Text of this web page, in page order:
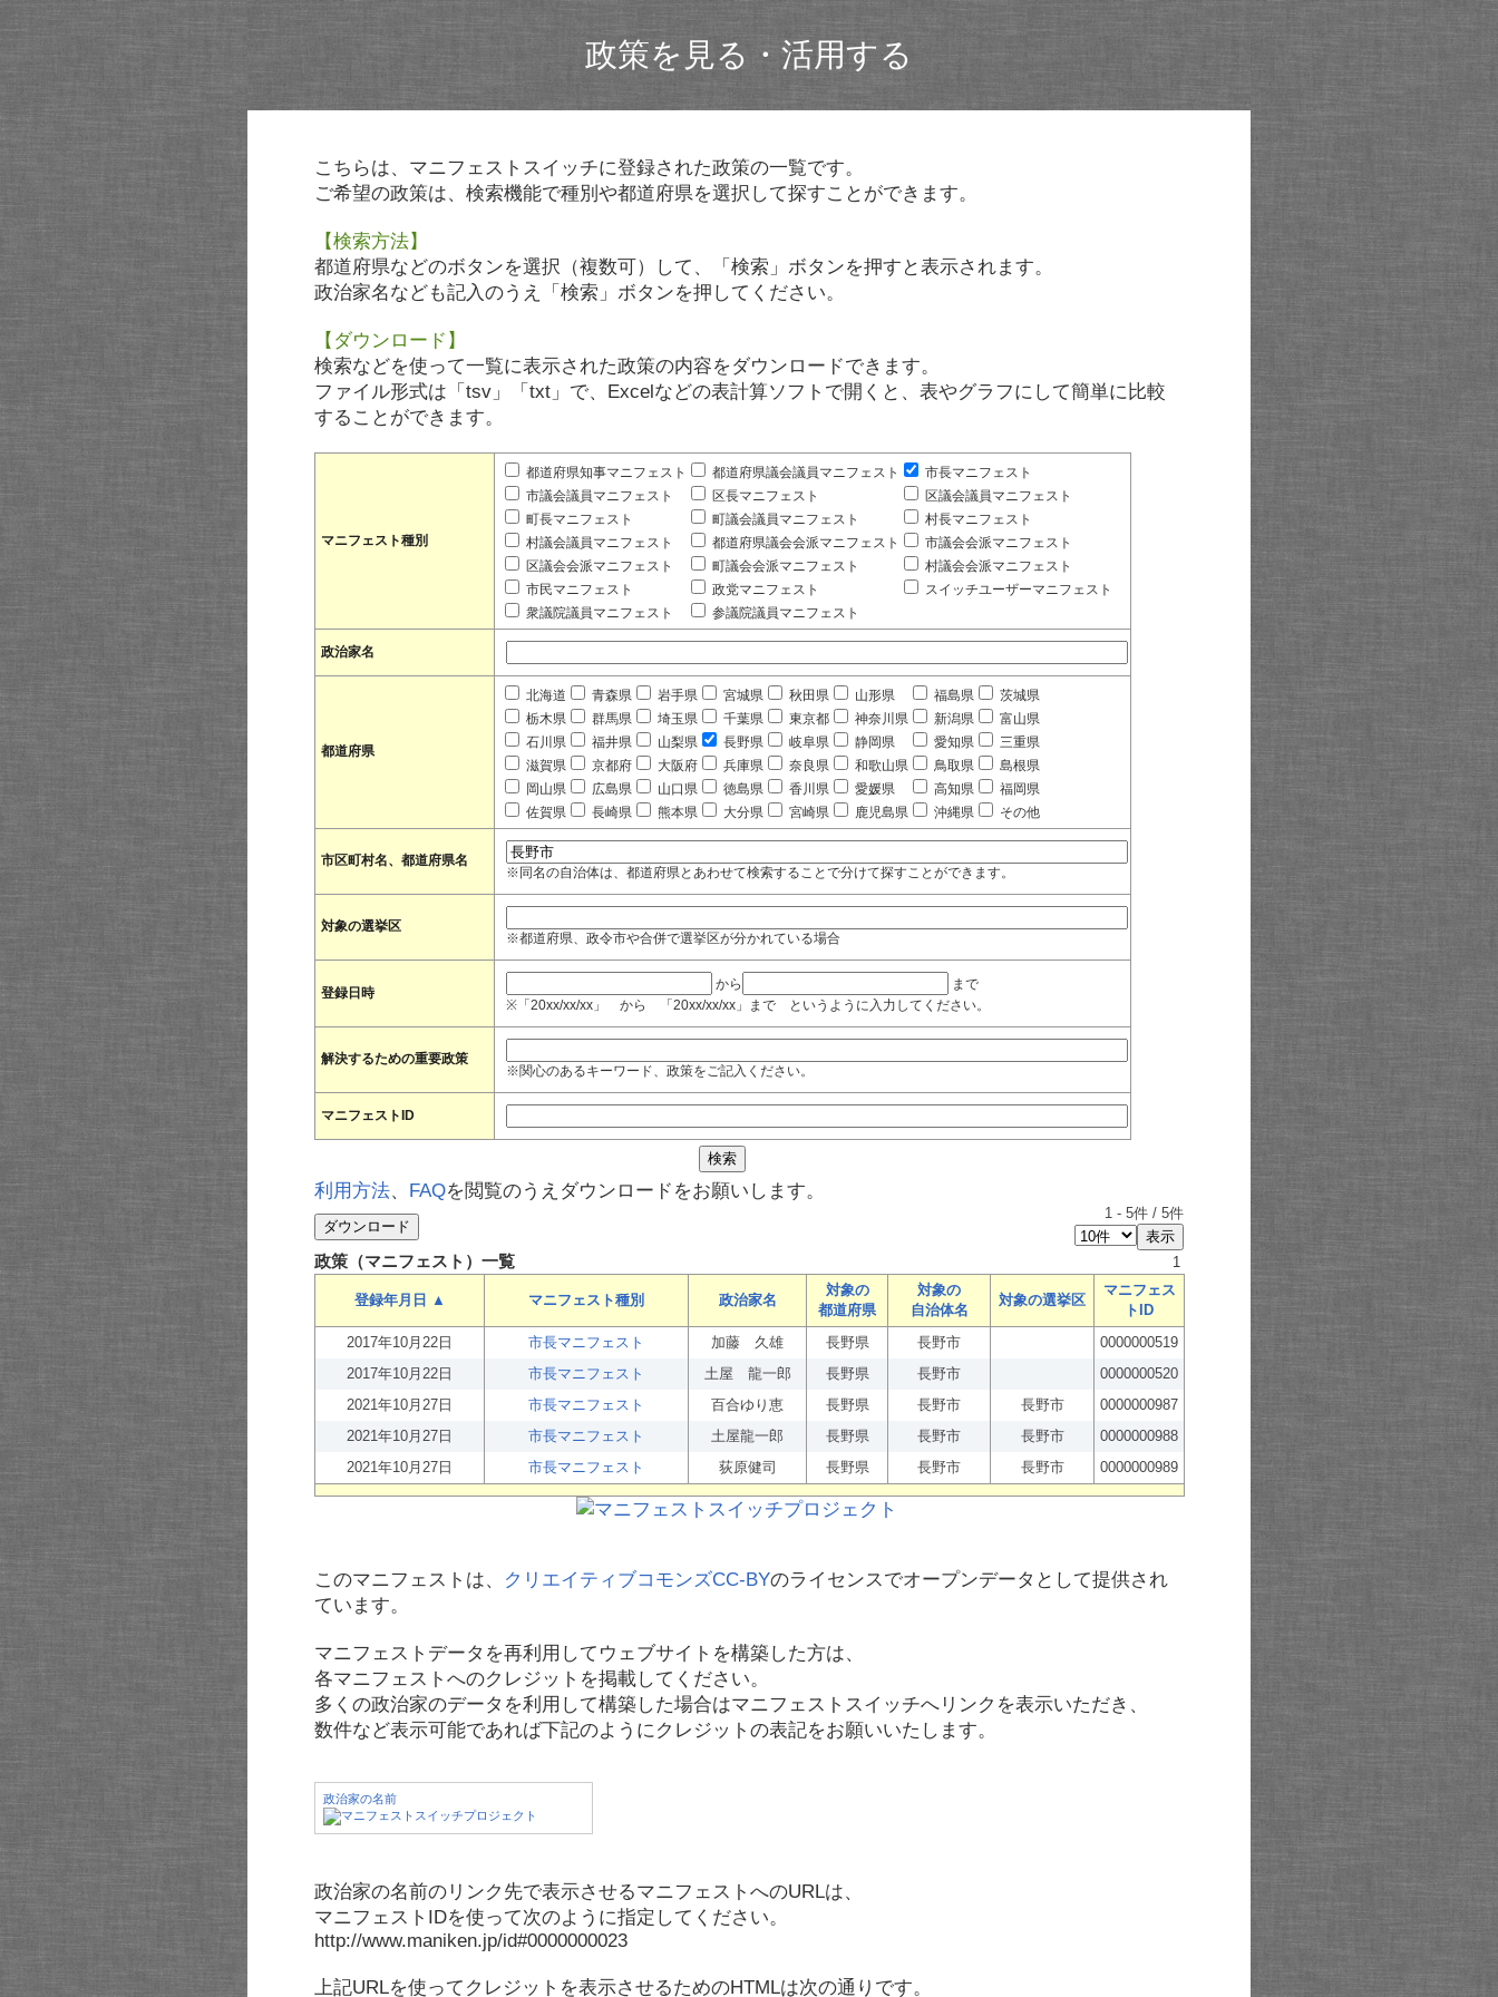
政策を見る・活用する
こちらは、マニフェストスイッチに登録された政策の一覧です。
ご希望の政策は、検索機能で種別や都道府県を選択して探すことができます。
【検索方法】
都道府県などのボタンを選択（複数可）して、「検索」ボタンを押すと表示されます。
政治家名なども記入のうえ「検索」ボタンを押してください。
【ダウンロード】
検索などを使って一覧に表示された政策の内容をダウンロードできます。
ファイル形式は「tsv」「txt」で、Excelなどの表計算ソフトで開くと、表やグラフにして簡単に比較
することができます。
マニフェスト種別
都道府県知事マニフェスト 都道府県議会議員マニフェスト
市長マニフェスト
市議会議員マニフェスト
区長マニフェスト
区議会議員マニフェスト
町長マニフェスト
町議会議員マニフェスト
村長マニフェスト
村議会議員マニフェスト
都道府県議会会派マニフェスト
市議会会派マニフェスト
区議会会派マニフェスト
町議会会派マニフェスト
村議会会派マニフェスト
市民マニフェスト
政党マニフェスト
スイッチユーザーマニフェスト
衆議院議員マニフェスト
参議院議員マニフェスト
政治家名
都道府県
北海道 青森県 岩手県 宮城県 秋田県 山形県 福島県
茨城県
栃木県
群馬県 埼玉県 千葉県 東京都 神奈川県 新潟県
富山県
石川県
福井県 山梨県 長野県 岐阜県 静岡県 愛知県
三重県
滋賀県
京都府 大阪府 兵庫県 奈良県 和歌山県 鳥取県
島根県
岡山県
広島県 山口県 徳島県 香川県 愛媛県 高知県
福岡県
佐賀県
長崎県 熊本県 大分県 宮崎県 鹿児島県 沖縄県 その他
市区町村名、都道府県名
※同名の自治体は、都道府県とあわせて検索することで分けて探すことができます。
対象の選挙区
※都道府県、政令市や合併で選挙区が分かれている場合
登録日時
から
まで
※「20xx/xx/xx」 から 「20xx/xx/xx」まで というように入力してください。
解決するための重要政策
※関心のあるキーワード、政策をご記入ください。
マニフェストID
利用方法、 FAQを閲覧のうえダウンロードをお願いします。
1 - 5件 / 5件
政策（マニフェスト）一覧 1
登録年月日 ▲ マニフェスト種別 政治家名
対象の
都道府県
対象の
自治体名
対象の選挙区
マニフェス
トID
2017年10月22日
市長マニフェスト 加藤 久雄 長野県 長野市
0000000519
2017年10月22日
市長マニフェスト 土屋 龍一郎 長野県 長野市
0000000520
2021年10月27日
市長マニフェスト 百合ゆり恵 長野県 長野市 長野市
0000000987
2021年10月27日
市長マニフェスト 土屋龍一郎 長野県 長野市 長野市
0000000988
2021年10月27日
市長マニフェスト 荻原健司 長野県 長野市 長野市 0000000989
このマニフェストは、 クリエイティブコモンズCC-BYのライセンスでオープンデータとして提供され
ています。
マニフェストデータを再利用してウェブサイトを構築した方は、
各マニフェストへのクレジットを掲載してください。
多くの政治家のデータを利用して構築した場合はマニフェストスイッチへリンクを表示いただき、
数件など表示可能であれば下記のようにクレジットの表記をお願いいたします。
政治家の名前
政治家の名前のリンク先で表示させるマニフェストへのURLは、
マニフェストIDを使って次のように指定してください。
http://www.maniken.jp/id#0000000023
上記URLを使ってクレジットを表示させるためのHTMLは次の通りです。